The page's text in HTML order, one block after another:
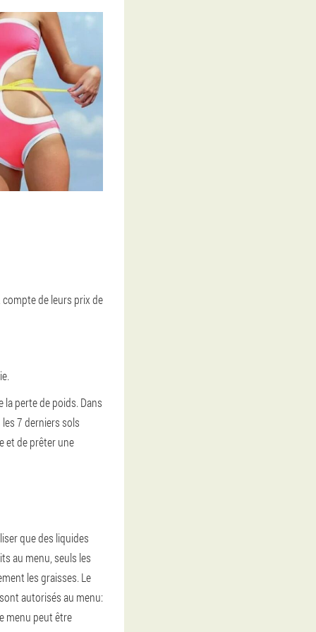
de leurs prix de
perte de poids. Dans
7 derniers sols
et de prêter une
que des liquides
au menu, seuls les
les graisses. Le
autorisés au menu:
menu peut être